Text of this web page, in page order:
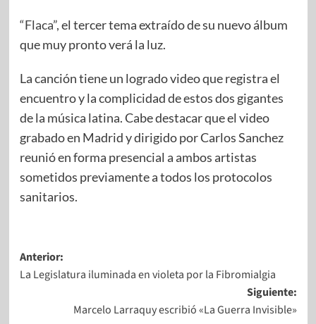
“Flaca”,el tercer tema extraído de su nuevo álbum
que muy pronto verá la luz.
La canción tiene un logrado video que registra el
encuentro y la complicidad de estos dos gigantes
de la música latina. Cabe destacar que el video
grabado en Madrid y dirigido por Carlos Sanchez
reunió en forma presencial a ambos artistas
sometidos previamente a todos los protocolos
sanitarios.
Anterior:
La Legislatura iluminada en violeta por la Fibromialgia
Siguiente:
Marcelo Larraquy escribió «La Guerra Invisible»